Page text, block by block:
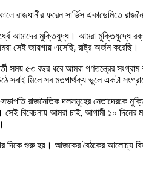
রাজধানীর ফরেন সার্ভিস একাডেমিতে
আমাদের মুক্তিযুদ্ধ। আমরা মুক্তিযুদ্ধে
সেই জায়গায় এসেছি, রাষ্ট্র অর্জন করেছি।
সময় ৫৩ বছর ধরে আমরা গণতন্ত্রের
সবাই মিলে সব মতপার্থক্য ভুলে একটা
রাজনৈতিক দলসমূহের নেতাদেরকে
সেই বিবেচনায় আমরা চাই, আগামী ১০
দিকে শুরু হয়। আজকের বৈঠকের আলোচ্য